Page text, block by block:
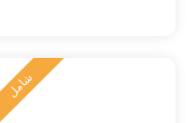
ش
ا
م
ل
ت
ر
ك
ي
ب